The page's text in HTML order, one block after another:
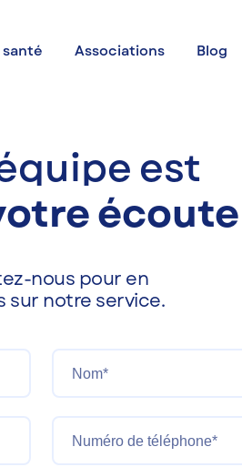
Associations Blog
est
écoute
nous pour en
sur notre service.